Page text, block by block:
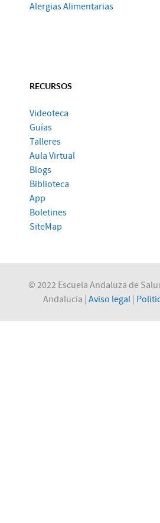
Alergias Alimentarias
RECURSOS
Videoteca
Guías
Talleres
Aula Virtual
Blogs
Biblioteca
App
Boletines
SiteMap
© 2022 Escuela Andaluza de
Andalucia | Aviso legal